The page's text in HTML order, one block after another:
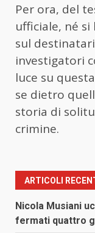
Per ora, del
ufficiale, né
sul
investigatori
luce su
se dietro
storia di
crimine.
ARTICOLI
Nicola Musiani
fermati quattro